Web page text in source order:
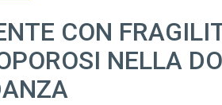
CON
NELLA